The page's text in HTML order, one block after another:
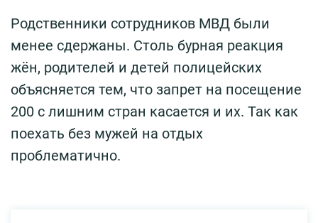
Родственники сотрудников МВД были
менее сдержаны. Столь бурная реакция
жён, родителей и детей полицейских
объясняется тем, что запрет на посещение
200 с лишним стран касается и их. Так как
поехать без мужей на отдых
проблематично.